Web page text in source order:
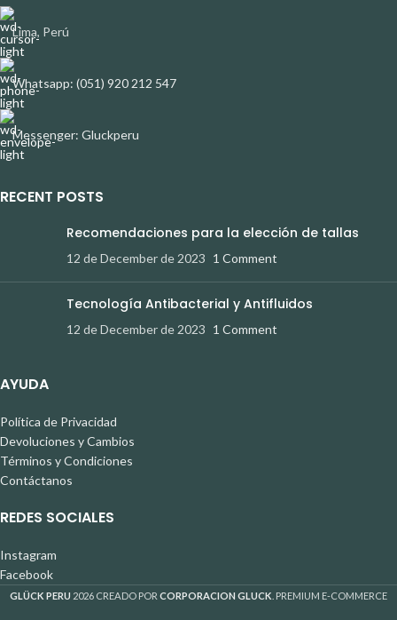
Lima, Perú
Whatsapp: (051) 920 212 547
Messenger: Gluckperu
RECENT POSTS
Recomendaciones para la elección de tallas
12 de December de 2023 1 Comment
Tecnología Antibacterial y Antifluidos
12 de December de 2023 1 Comment
AYUDA
Política de Privacidad
Devoluciones y Cambios
Términos y Condiciones
Contáctanos
REDES SOCIALES
Instagram
Facebook
GLÜCK PERU 2026 CREADO POR CORPORACION GLUCK . PREMIUM E-COMMERCE